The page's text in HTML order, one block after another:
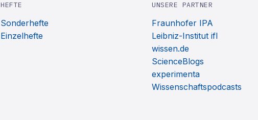
HEFTE
Sonderhefte
Einzelhefte
UNSERE PARTNER
Fraunhofer IPA
Leibniz-Institut ifl
wissen.de
ScienceBlogs
experimenta
Wissenschaftspodcasts